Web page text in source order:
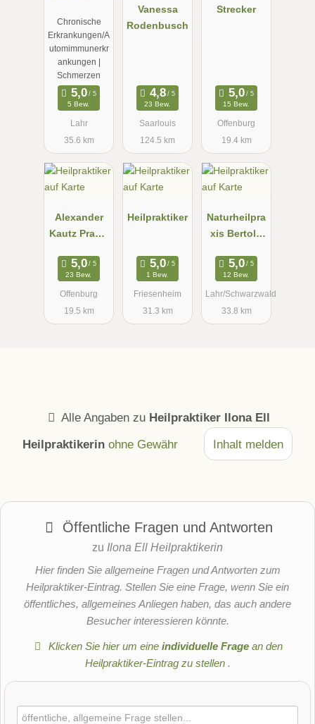
Chronische
Erkrankungen/A
utomimmunerkr
ankungen |
Schmerzen
5 Bew.
Lahr
35.6 km
Vanessa
Rodenbusch
23 Bew.
Saarlouis
124.5 km
Strecker
15 Bew.
Offenburg
19.4 km
Alexander
Kautz Praxis
Osteopathie/
Heilpraktiker
| Offenburg
23 Bew.
Offenburg
19.5 km
Heilpraktiker
1 Bew.
Friesenheim
31.3 km
Naturheilpra
xis Bertold
12 Bew.
Lahr/Schwarzwald
33.8 km
Alle Angaben zu Heilpraktiker Ilona Ell
Heilpraktikerin ohne Gewähr Inhalt melden
Öffentliche Fragen und Antworten
zu Ilona Ell Heilpraktikerin
Hier finden Sie allgemeine Fragen und Antworten zum
Heilpraktiker-Eintrag. Stellen Sie eine Frage, wenn Sie ein
öffentliches, allgemeines Anliegen haben, das auch andere
Besucher interessieren könnte.
Klicken Sie hier um eineindividuelle Frage an den
Heilpraktiker-Eintrag zu stellen .